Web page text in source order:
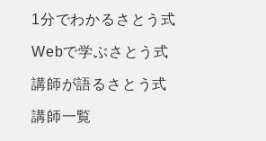
1分でわかるさとう式
Webで学ぶさとう式
講師が語るさとう式
講師一覧